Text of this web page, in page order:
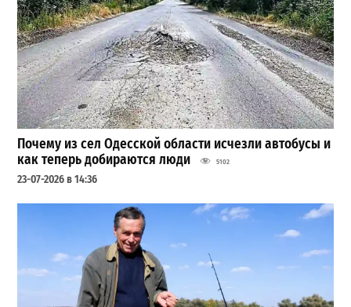
Почему из сел Одесской области исчезли автобусы и
как теперь добираются люди
5102
23-07-2026 в 14:36